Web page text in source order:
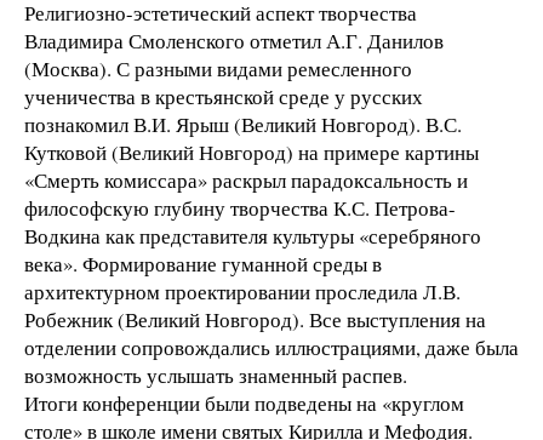
Религиозно-эстетический аспект творчества
Владимира Смоленского отметил А.Г. Данилов
(Москва). С разными видами ремесленного
ученичества в крестьянской среде у русских
познакомил В.И. Ярыш (Великий Новгород). В.С.
Кутковой (Великий Новгород) на примере картины
«Смерть комиссара» раскрыл парадоксальность и
философскую глубину творчества К.С. Петрова-
Водкина как представителя культуры «серебряного
века». Формирование гуманной среды в
архитектурном проектировании проследила Л.В.
Робежник (Великий Новгород). Все выступления на
отделении сопровождались иллюстрациями, даже была
возможность услышать знаменный распев.
Итоги конференции были подведены на «круглом
столе» в школе имени святых Кирилла и Мефодия.